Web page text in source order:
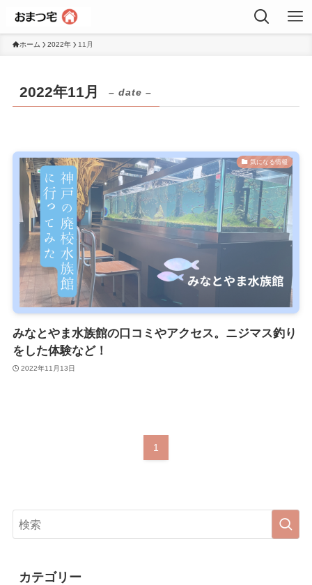
ホーム 2022年 11月
2022年11月 – date –
気になる情報
みなとやま水族館の口コミやアクセス。ニジマス釣り
をした体験など！
2022年11月13日
1
カテゴリー